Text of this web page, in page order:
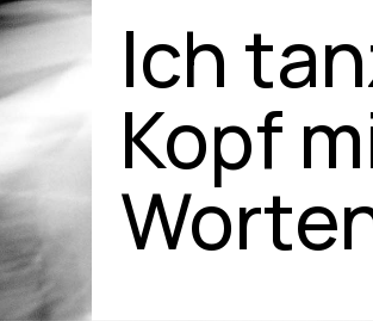
Ich
Kopf